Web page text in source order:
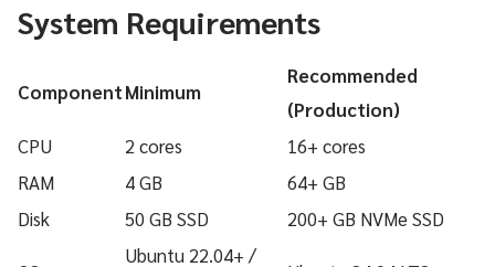
System Requirements
ComponentMinimum
Recommended
(Production)
CPU
2 cores
16+ cores
RAM
4 GB
64+ GB
Disk
50 GB SSD 200+ GB NVMe SSD
Ubuntu 22.04+ /